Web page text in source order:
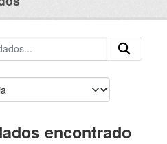
encontrado